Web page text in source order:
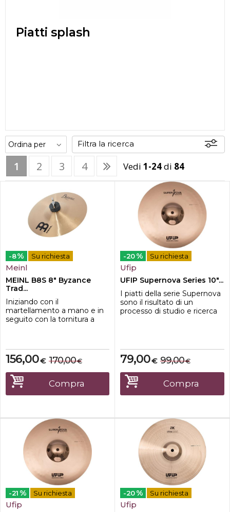
Piatti splash
Filtra la ricerca
Offerte Disponibili
1 2 3 4 Vedi 1-24di 84
-8% Su richiesta
Meinl
MEINL B8S 8" Byzance
Trad...
Iniziando con il
martellamento a mano e in
seguito con la tornitura a
forgiata a mano e il suono
profondamente radicato. La
serie Traditional presenta
un'ampia varietà di
dimensioni e pesi che si
fondono in qua...
€
156,00 €
170,00
Compra
-20 % Su richiesta
Ufip
UFIP Supernova Series 10"...
I piatti della serie Supernova
sono il risultato di un
processo di studio e ricerca
martellature e finiture.La
partecipazione a questo
processo di ricerca dei
musicisti nostri collaboratori
ed in parti...
€
79,00 €
99,00
Compra
-21 % Su richiesta
Ufip
-20 % Su richiesta
Ufip